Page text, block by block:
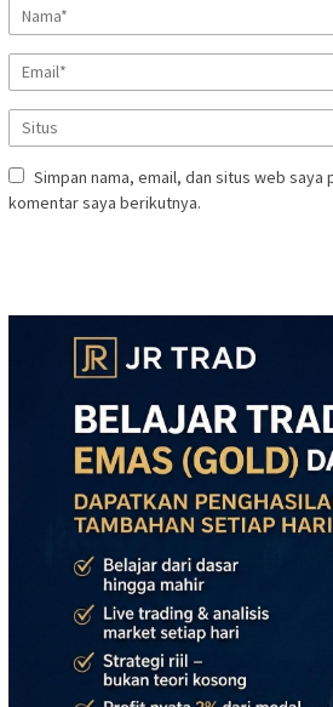
Simpan nama, email, dan situs web saya
komentar saya berikutnya.